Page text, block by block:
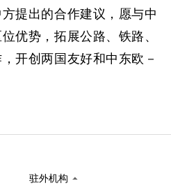
提出的合作建议，愿与中
优势，拓展公路、铁路、
开创两国友好和中东欧－
驻外机构